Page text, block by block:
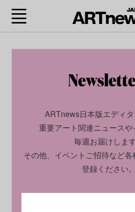
ARTnews日本版エディ
重要アート関連ニュースや
毎週お届けします
その他、イベントご招待など
登録ください。